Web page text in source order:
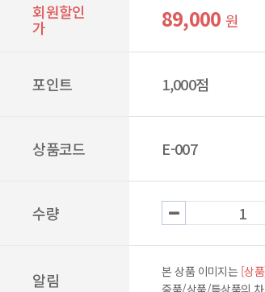
회원할인
가 89,000 원
포인트 1,000점
상품코드 E-007
수량
알림 본 상품 이미지는 [상
중품/상품/특상품의